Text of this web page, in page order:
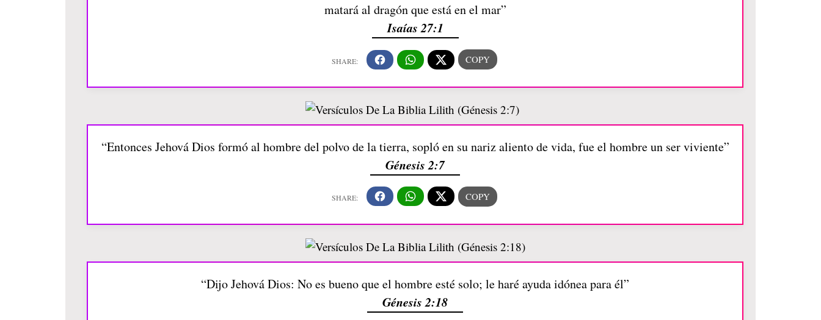
matará al dragón que está en el mar”
Isaías 27:1
“Entonces Jehová Dios formó al hombre del polvo de la tierra, sopló en su nariz aliento de vida, fue el hombre un ser viviente”
Génesis 2:7
“Dijo Jehová Dios: No es bueno que el hombre esté solo; le haré ayuda idónea para él”
Génesis 2:18